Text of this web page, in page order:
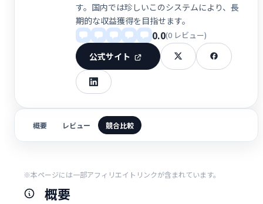
す。国内では珍しいこのシステムにより、長
期的な収益獲得を目指せます。
0.0(0 レビュー)
公式サイト
概要 レビュー 競合比較
※本ページには一部アフィリエイトリンクが含まれています。
概要